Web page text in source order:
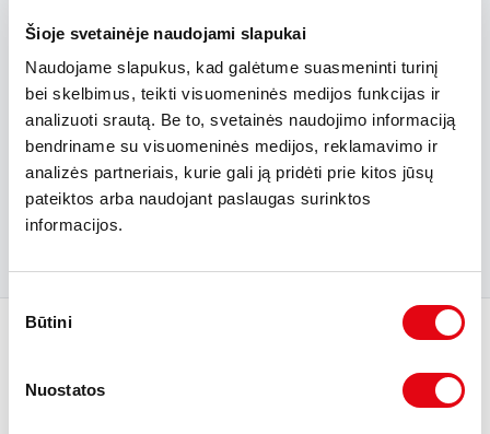
Šioje svetainėje naudojami slapukai
Naudojame slapukus, kad galėtume suasmeninti turinį
bei skelbimus, teikti visuomeninės medijos funkcijas ir
analizuoti srautą. Be to, svetainės naudojimo informaciją
bendriname su visuomeninės medijos, reklamavimo ir
analizės partneriais, kurie gali ją pridėti prie kitos jūsų
pateiktos arba naudojant paslaugas surinktos
informacijos.
pasirinkimas
Būtini
Nuostatos
informacijos padarinius, galinčius kilti dėl
naudojimosi svetainėje pateikta informacija.
Visais klausimais dėl autorinių teisių bei šios
svetainės esančios medžiagos panaudojimo
prašome kreiptis el. paštu naudoti@ivuana.ltarba
kitais tinklapyje nurodytais kontaktais.